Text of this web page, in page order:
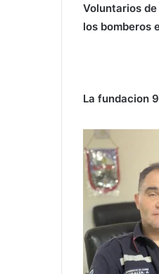
Voluntarios
los bomberos
La fundacion